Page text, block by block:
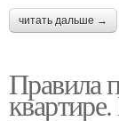
читать дальше →
Правила